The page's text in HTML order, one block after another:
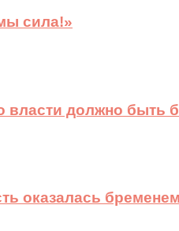
сила!»
власти должно быть
оказалась бременем